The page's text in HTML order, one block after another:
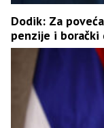
Dodik: Za
penzije i